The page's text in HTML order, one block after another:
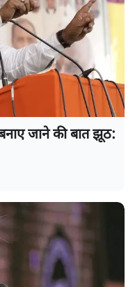
बनाए जाने की बात झूठ: